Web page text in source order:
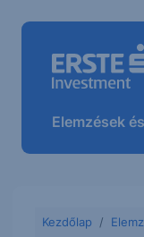
Elemzések
Kezdőlap